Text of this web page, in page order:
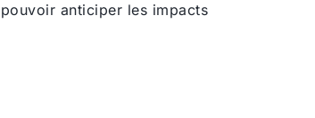
anticiper les impacts